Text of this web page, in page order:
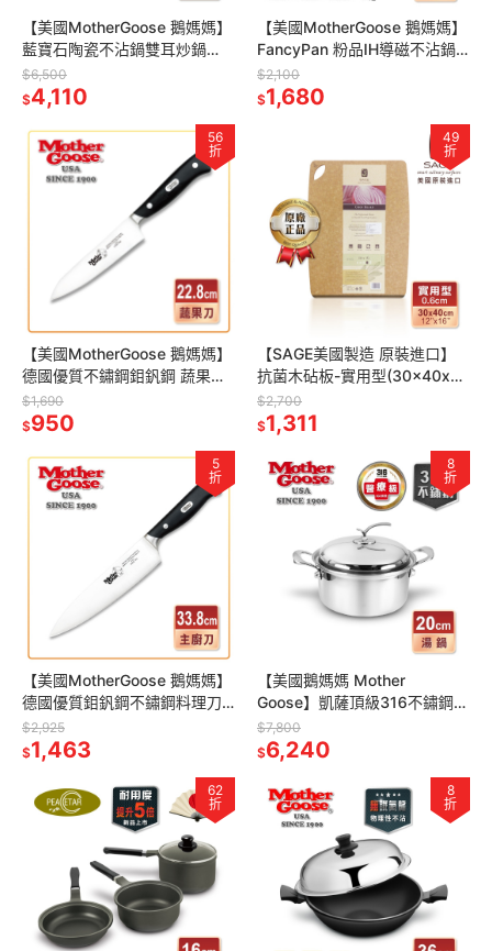
【美國MotherGoose 鵝媽媽】
藍寶石陶瓷不沾鍋雙耳炒鍋
40cm+送棕刷
$6,500
$4,110
【美國MotherGoose 鵝媽媽】
FancyPan 粉品IH導磁不沾鍋
湯鍋18cm
$2,100
$1,680
56
折
【美國MotherGoose 鵝媽媽】
德國優質不鏽鋼鉬釩鋼 蔬果刀
(22.8cm)
$1,690
$950
49
折
【SAGE美國製造 原裝進口】
抗菌木砧板-實用型(30x40x厚
0.6cm)
$2,700
$1,311
5
折
【美國MotherGoose 鵝媽媽】
德國優質鉬釩鋼不鏽鋼料理刀/
主廚刀/肉片刀33.8cm
$2,925
$1,463
8
折
【美國鵝媽媽 Mother
Goose】凱薩頂級316不鏽鋼湯
鍋20cm(湯鍋/不鏽鋼鍋)
$7,800
$6,240
62
折
8
折